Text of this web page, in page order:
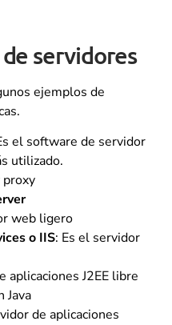
servidores
ejemplos de
el software de servidor
utilizado.
proxy
web ligero
o IIS: Es el servidor
aplicaciones J2EE libre
Java
de aplicaciones